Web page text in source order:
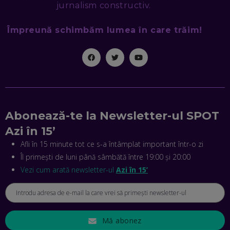
EP. 46
EP. 44
CRISTIAN GROZEA, BEEFAST: PREGĂTIM CEL MAI BUN
DISPECERAT AUTOMAT DE PE PIAȚĂ! CUM POATE
REVOLUȚIONA LIVRĂRILE RAPIDE, DIN ROMÂNIA PÂNĂ ÎN
ASIA
EP. 43
ANDREI NICOARĂ, EXPERT ÎN E-GUVERNARE: N-O SĂ NE
MAI MEARGĂ PREA MULT CU MANȚOGĂRII! DACĂ NU NE
RESPECTĂM OBLIGAȚIILE EUROPENE, VOM AVEA
PROBLEME
jurnalism constructiv.
Împreună schimbăm lumea în care trăim!
Abonează-te la Newsletter-ul SPOT
Azi în 15’
Afli în 15 minute tot ce s-a întâmplat important într-o zi
Îl primești de luni până sâmbătă între 19:00 și 20:00
Vezi cum arată newsletter-ul Azi în 15’
Mă abonez